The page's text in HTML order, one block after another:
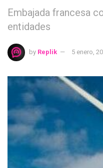
Embajada francesa
entidades
by Replik 5 enero,